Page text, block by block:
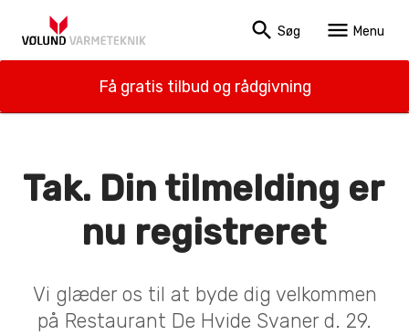
search Søg menu Menu
Få gratis tilbud og rådgivning
Tak. Din tilmelding er
nu registreret
Vi glæder os til at byde dig velkommen
på Restaurant De Hvide Svaner d. 29.